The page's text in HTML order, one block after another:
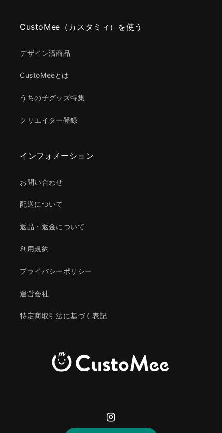
CustoMee（カスタミィ）を使う
デザイン済商品
CustoMeeとは
うちの子グッズ特集
クリエイター登録
インフォメーション
お問い合わせ
配送について
返品・返金について
利用規約
プライバシーポリシー
運営会社
特定商取引法に基づく表記
Instagram